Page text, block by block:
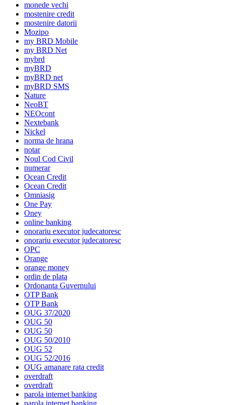
monede vechi
mostenire credit
mostenire datorii
Mozipo
my BRD Mobile
my BRD Net
mybrd
myBRD
myBRD net
myBRD SMS
Nature
NeoBT
NEOcont
Nextebank
Nickel
norma de hrana
notar
Noul Cod Civil
numerar
Ocean Credit
Ocean Credit
Omniasig
One Pay
Oney
online banking
onorariu executor judecatoresc
onorariu executor judecatoresc
OPC
Orange
orange money
ordin de plata
Ordonanta Guvernului
OTP Bank
OTP Bank
OUG 37/2020
OUG 50
OUG 50
OUG 50/2010
OUG 52
OUG 52/2016
OUG amanare rata credit
overdraft
overdraft
parola internet banking
parola internet banking